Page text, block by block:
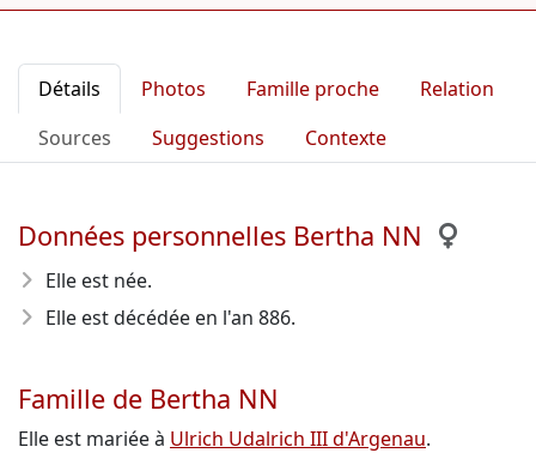
Détails Photos Famille proche
Relation
Sources
Suggestions Contexte
Données personnelles Bertha NN
Elle est née.
Elle est décédée en l'an 886.
Famille de Bertha NN
Elle est mariée à Ulrich Udalrich III d'Argenau.